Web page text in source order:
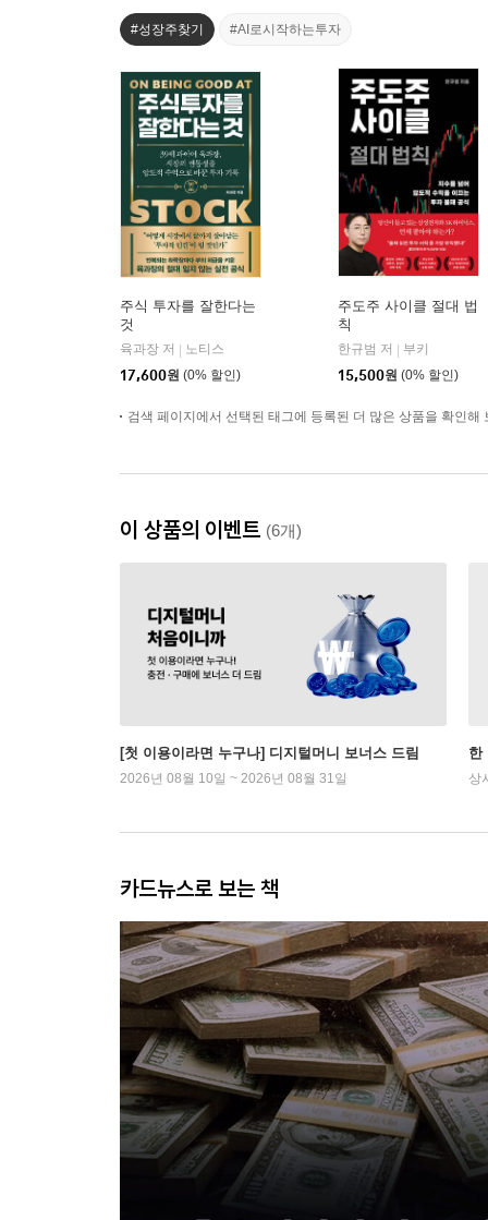
#성장주찾기 #AI로시작하는투자
주식 투자를 잘한다는
것
육과장 저 | 노티스
17,600원 (0% 할인)
주도주 사이클 절대 법
칙
한규범 저 | 부키
15,500원 (0% 할인)
검색 페이지에서 선택된 태그에 등록된 더 많은 상품을 확인해
이 상품의 이벤트 (6개)
[첫 이용이라면 누구나] 디지털머니 보너스 드림
2026년 08월 10일 ~ 2026년 08월 31일
한
상
카드뉴스로 보는 책